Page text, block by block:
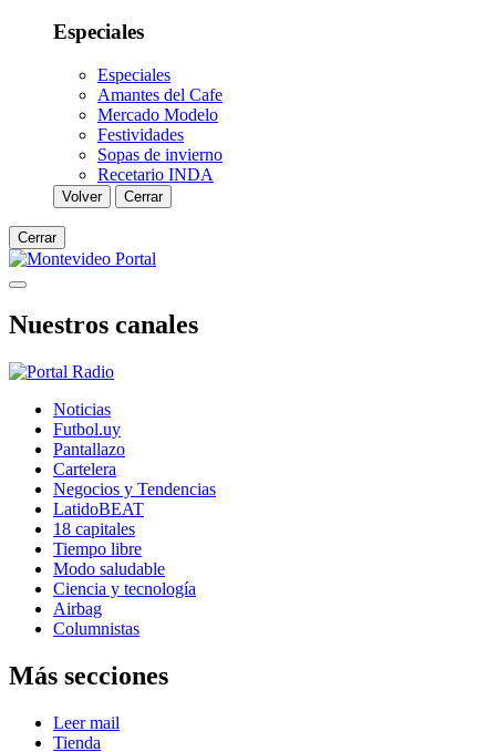
Especiales
Especiales
Amantes del Cafe
Mercado Modelo
Festividades
Sopas de invierno
Recetario INDA
Volver Cerrar
Cerrar
Nuestros canales
Noticias
Futbol.uy
Pantallazo
Cartelera
Negocios y Tendencias
LatidoBEAT
18 capitales
Tiempo libre
Modo saludable
Ciencia y tecnología
Airbag
Columnistas
Más secciones
Leer mail
Tienda